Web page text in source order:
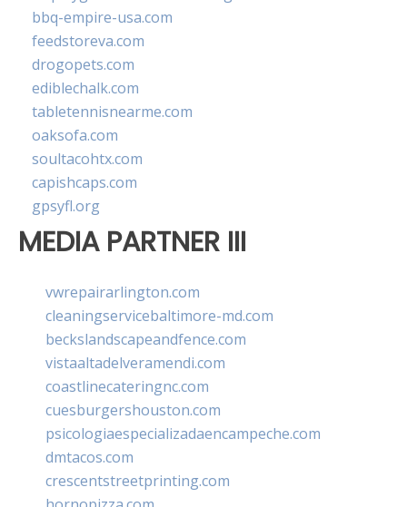
bbq-empire-usa.com
feedstoreva.com
drogopets.com
ediblechalk.com
tabletennisnearme.com
oaksofa.com
soultacohtx.com
capishcaps.com
gpsyfl.org
MEDIA PARTNER III
vwrepairarlington.com
cleaningservicebaltimore-md.com
beckslandscapeandfence.com
vistaaltadelveramendi.com
coastlinecateringnc.com
cuesburgershouston.com
psicologiaespecializadaencampeche.com
dmtacos.com
crescentstreetprinting.com